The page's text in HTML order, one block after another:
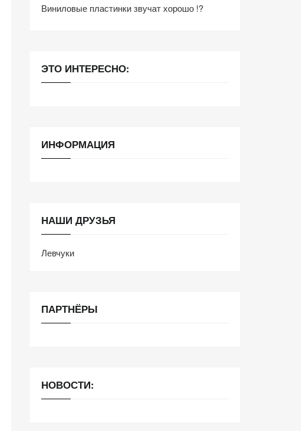
Виниловые пластинки звучат хорошо !?
ЭТО ИНТЕРЕСНО:
ИНФОРМАЦИЯ
НАШИ ДРУЗЬЯ
Левчуки
ПАРТНЁРЫ
НОВОСТИ: